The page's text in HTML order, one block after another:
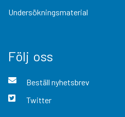
Undersökningsmaterial
Följ oss
Beställ nyhetsbrev
Twitter